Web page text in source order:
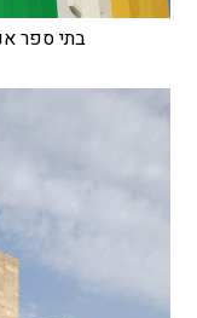
בתי ספר